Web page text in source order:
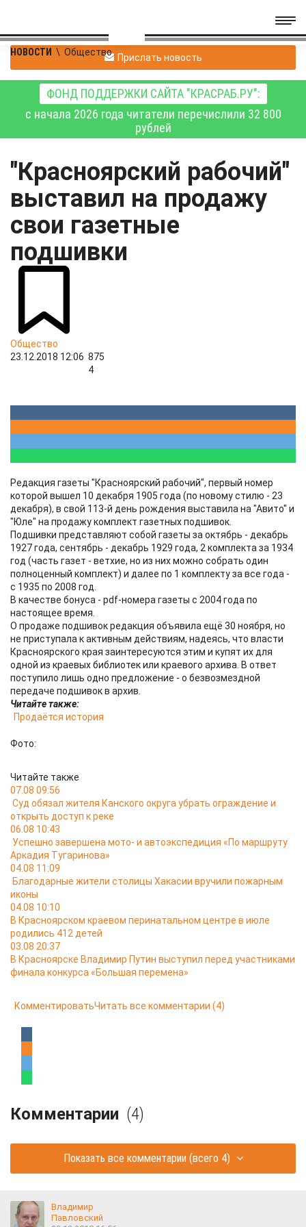
НОВОСТИ \ Общество Прислать новость
ФОНД ПОДДЕРЖКИ САЙТА "КРАСРАБ.РУ":
с начала 2026 года читатели перечислили 32 800
рублей
"Красноярский рабочий"
выставил на продажу
свои газетные
подшивки
Общество
23.12.2018 12:06 875
4
Редакция газеты "Красноярский рабочий", первый номер
которой вышел 10 декабря 1905 года (по новому стилю - 23
декабря), в свой 113-й день рождения выставила на "Авито" и
"Юле" на продажу комплект газетных подшивок.
Подшивки представляют собой газеты за октябрь - декабрь
1927 года, сентябрь - декабрь 1929 года, 2 комплекта за 1934
год (часть газет - ветхие, но из них можно собрать один
полноценный комплект) и далее по 1 комплекту за все года -
с 1935 по 2008 год.
В качестве бонуса - pdf-номера газеты с 2004 года по
настоящее время.
О продаже подшивок редакция объявила ещё 30 ноября, но
не приступала к активным действиям, надеясь, что власти
Красноярского края заинтересуются этим и купят их для
одной из краевых библиотек или краевого архива. В ответ
поступило лишь одно предложение - о безвозмездной
передаче подшивок в архив.
Читайте также:
Продаётся история
Фото:
Читайте также
07.08 09:56
Суд обязал жителя Канского округа убрать ограждение и
открыть доступ к реке
06.08 10:43
Успешно завершена мото- и автоэкспедиция «По маршруту
Аркадия Тугаринова»
04.08 11:09
Благодарные жители столицы Хакасии вручили пожарным
иконы
04.08 10:10
В Красноярском краевом перинатальном центре в июле
родились 412 детей
03.08 20:37
В Красноярске Владимир Путин выступил перед участниками
финала конкурса «Большая перемена»
КомментироватьЧитать все комментарии (4)
Комментарии (4)
Показать все комментарии(всего 4)
Владимир
Павловский